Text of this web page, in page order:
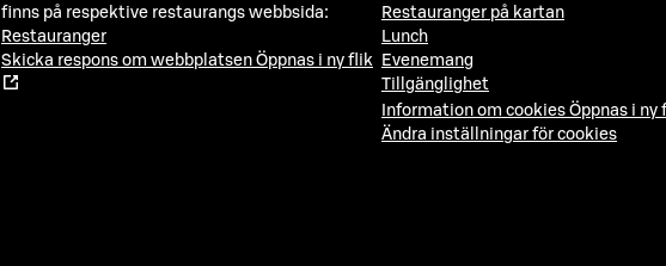
finns på respektive restaurangs webbsida:
Restauranger
Skicka respons om webbplatsen Öppnas i ny flik
Restauranger på kartan
Lunch
Evenemang
Tillgänglighet
Information om cookies Öppnas i ny
Ändra inställningar för cookies